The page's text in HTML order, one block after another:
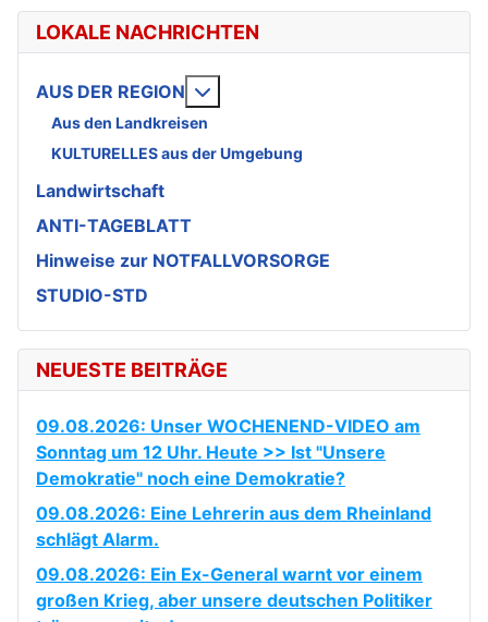
LOKALE NACHRICHTEN
AUS DER REGION
Aus den Landkreisen
KULTURELLES aus der Umgebung
Landwirtschaft
ANTI-TAGEBLATT
Hinweise zur NOTFALLVORSORGE
STUDIO-STD
NEUESTE BEITRÄGE
09.08.2026: Unser WOCHENEND-VIDEO am
Sonntag um 12 Uhr. Heute >> Ist "Unsere
Demokratie" noch eine Demokratie?
09.08.2026: Eine Lehrerin aus dem Rheinland
schlägt Alarm.
09.08.2026: Ein Ex-General warnt vor einem
großen Krieg, aber unsere deutschen Politiker